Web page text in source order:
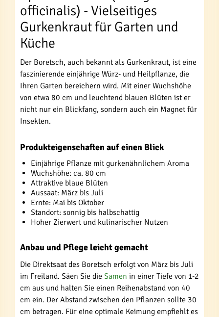
officinalis) - Vielseitiges
Gurkenkraut für Garten und
Küche
Der Boretsch, auch bekannt als Gurkenkraut, ist eine
faszinierende einjährige Würz- und Heilpflanze, die
Ihren Garten bereichern wird. Mit einer Wuchshöhe
von etwa 80 cm und leuchtend blauen Blüten ist er
nicht nur ein Blickfang, sondern auch ein Magnet für
Insekten.
Produkteigenschaften auf einen Blick
Einjährige Pflanze mit gurkenähnlichem Aroma
Wuchshöhe: ca. 80 cm
Attraktive blaue Blüten
Aussaat: März bis Juli
Ernte: Mai bis Oktober
Standort: sonnig bis halbschattig
Hoher Zierwert und kulinarischer Nutzen
Anbau und Pflege leicht gemacht
Die Direktsaat des Boretsch erfolgt von März bis Juli
im Freiland. Säen Sie die Samen in einer Tiefe von 1-2
cm aus und halten Sie einen Reihenabstand von 40
cm ein. Der Abstand zwischen den Pflanzen sollte 30
cm betragen. Für eine optimale Keimung empfiehlt es